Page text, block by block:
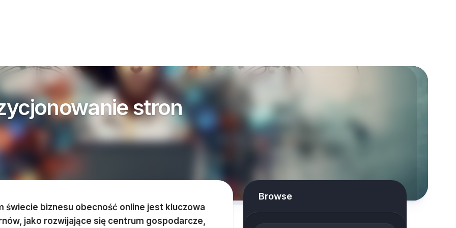
stron
świecie biznesu obecność online jest kluczowa
jako rozwijające się centrum gospodarcze,
Browse